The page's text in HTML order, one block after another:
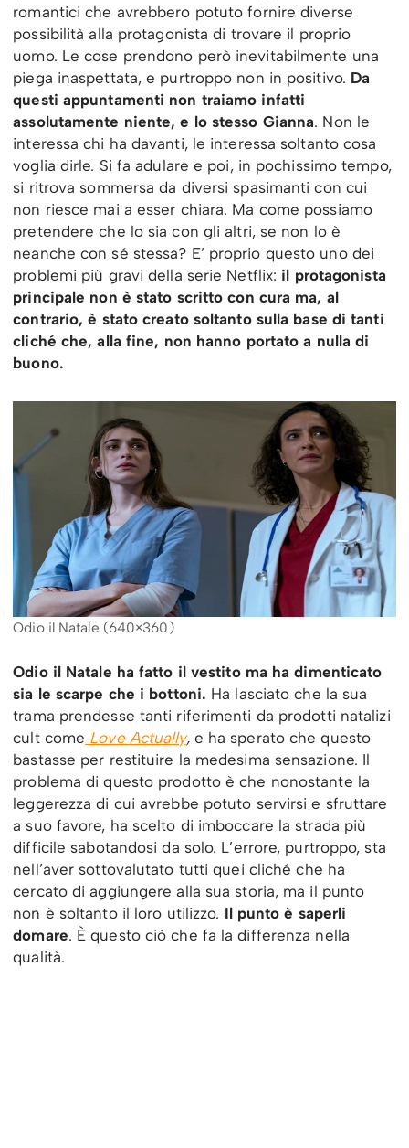
romantici che avrebbero potuto fornire diverse
possibilità alla protagonista di trovare il proprio
uomo. Le cose prendono però inevitabilmente una
piega inaspettata, e purtroppo non in positivo. Da
questi appuntamenti non traiamo infatti
assolutamente niente, e lo stesso Gianna. Non le
interessa chi ha davanti, le interessa soltanto cosa
voglia dirle. Si fa adulare e poi, in pochissimo tempo,
si ritrova sommersa da diversi spasimanti con cui
non riesce mai a esser chiara. Ma come possiamo
pretendere che lo sia con gli altri, se non lo è
neanche con sé stessa? E’ proprio questo uno dei
problemi più gravi della serie Netflix: il protagonista
principale non è stato scritto con cura ma, al
contrario, è stato creato soltanto sulla base di tanti
cliché che, alla fine, non hanno portato a nulla di
buono.
Odio il Natale (640×360)
Odio il Natale ha fatto il vestito ma ha dimenticato
sia le scarpe che i bottoni. Ha lasciato che la sua
trama prendesse tanti riferimenti da prodotti natalizi
cult come Love Actually,e ha sperato che questo
bastasse per restituire la medesima sensazione. Il
problema di questo prodotto è che nonostante la
leggerezza di cui avrebbe potuto servirsi e sfruttare
a suo favore, ha scelto di imboccare la strada più
difficile sabotandosi da solo. L’errore, purtroppo, sta
nell’aver sottovalutato tutti quei cliché che ha
cercato di aggiungere alla sua storia, ma il punto
non è soltanto il loro utilizzo. Il punto è saperli
domare. È questo ciò che fa la differenza nella
qualità.